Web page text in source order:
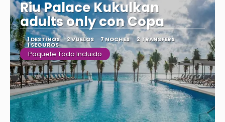
Riu Palace Kukulkan
adults only con Copa
1 DESTINOS 2 VUELOS 7 NOCHES 2 TRANSFERS
1 SEGUROS
Paquete Todo Incluido